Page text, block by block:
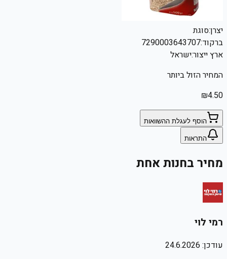
יצרן:סוגת
ברקוד:7290003643707
ארץ ייצור:ישראל
המחיר הזול ביותר
₪4.50
הוסף לעגלת ההשוואות
התראות
מחיר בחנות אחת
רמי לוי
עודכן: 24.6.2026